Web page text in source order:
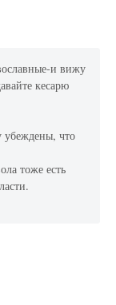
и вижу
кесарю
убеждены, что
тоже есть